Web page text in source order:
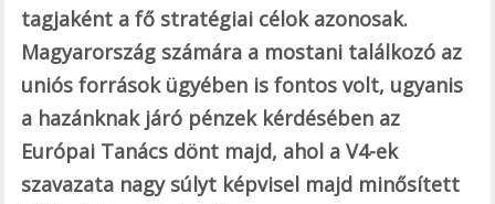
tagjaként a fő stratégiai célok azonosak.
Magyarország számára a mostani találkozó az
uniós források ügyében is fontos volt, ugyanis
a hazánknak járó pénzek kérdésében az
Európai Tanács dönt majd, ahol a V4-ek
szavazata nagy súlyt képvisel majd minősített